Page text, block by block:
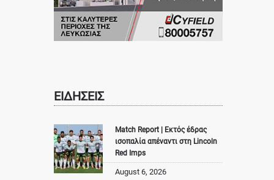
ΕΙΔΗΣΕΙΣ
Match Report | Εκτός έδρας
ισοπαλία απέναντι στη Lincoln
Red Imps
August 6, 2026